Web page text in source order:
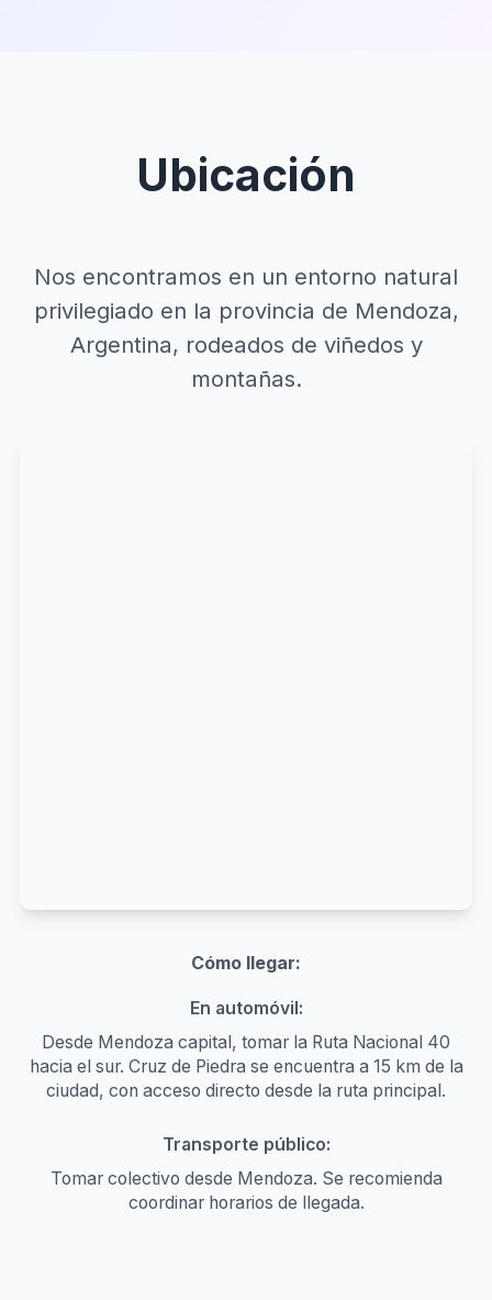
Ubicación
Nos encontramos en un entorno natural
privilegiado en la provincia de Mendoza,
Argentina, rodeados de viñedos y
montañas.
Cómo llegar:
En automóvil:
Desde Mendoza capital, tomar la Ruta Nacional 40
hacia el sur. Cruz de Piedra se encuentra a 15 km de la
ciudad, con acceso directo desde la ruta principal.
Transporte público:
Tomar colectivo desde Mendoza. Se recomienda
coordinar horarios de llegada.